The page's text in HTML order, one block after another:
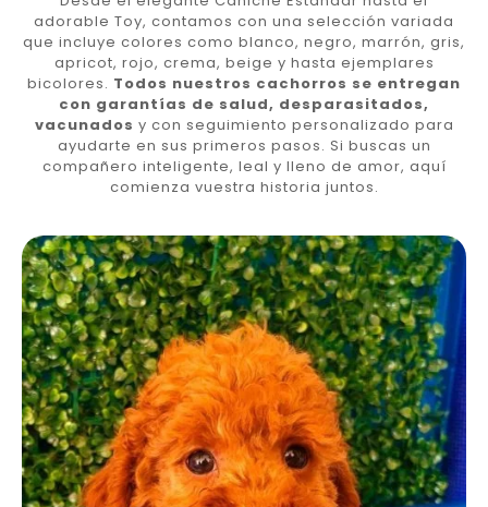
adorable Toy, contamos con una selección variada
que incluye colores como blanco, negro, marrón, gris,
apricot, rojo, crema, beige y hasta ejemplares
bicolores. Todos nuestros cachorros se entregan
con garantías de salud, desparasitados,
vacunados y con seguimiento personalizado para
ayudarte en sus primeros pasos. Si buscas un
compañero inteligente, leal y lleno de amor, aquí
comienza vuestra historia juntos.